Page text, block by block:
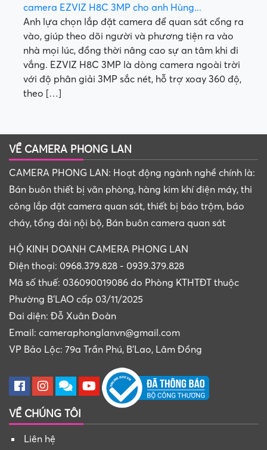
camera EZVIZ H8C 3MP cho anh Hùng...
Anh lựa chọn lắp đặt camera để quan sát cổng ra
vào, giúp theo dõi người và phương tiện ra vào
nhà mọi lúc, đồng thời nâng cao sự an tâm khi đi
vắng. EZVIZ H8C 3MP là dòng camera ngoài trời
với độ phân giải 3MP sắc nét, hỗ trợ xoay 360 độ,
theo […]
VỀ CAMERA PHONG LAN
CAMERA PHONG LAN: Hoạt động ngành nghề chính là:
Bán buôn thiết bị văn phòng, hàng kim khí điện máy, thi
công lắp đặt camera quan sát, thiết bị báo trộm, báo
cháy, tổng đài nội bộ, Bán buôn camera quan sát
HỘ KINH DOANH CAMERA PHONG LAN
Điện thoại: 0968.379.828 - 0939.379.828
Mã số thuế: 036090019086 do Phòng KTHTĐT thuộc
Phường B'LAO cấp 03/11/2025
Đai diện: Đỗ Xuân Đoàn
Email: cameraphonglanvn@gmail.com
VP Bảo Lộc: 79a Trần Phú, B'Lao, Lâm Đồng
VỀ CHÚNG TÔI
Liên hệ